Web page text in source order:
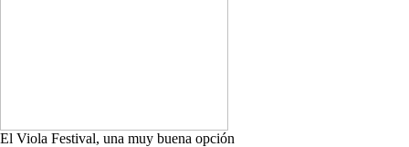
El Viola Festival, una muy buena opción